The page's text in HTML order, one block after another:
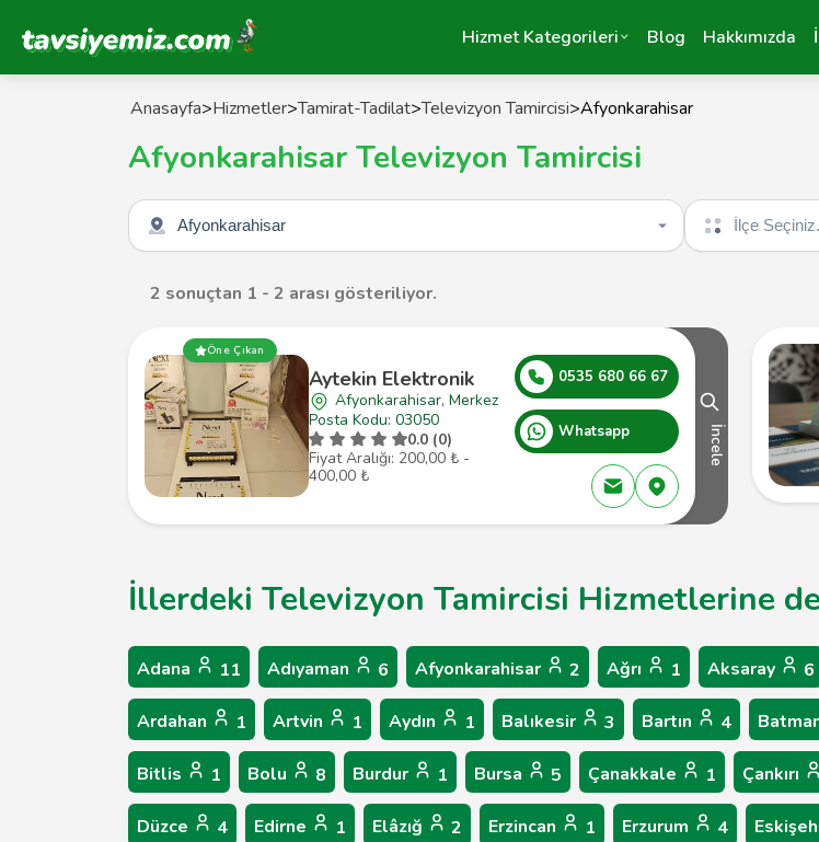
Tavsiyemiz Anasayfa Hizmet Kategorileri Blog Hakkımızda
Anasayfa>Hizmetler>Tamirat-Tadilat>Televizyon Tamircisi>Afyonkarahisar
Afyonkarahisar Televizyon Tamircisi
Şehir seçin İlçe seçin
2 sonuçtan 1 - 2 arası gösteriliyor.
Öne Çıkan
Aytekin Elektronik
Afyonkarahisar, Merkez
Posta Kodu: 03050
0.0 (0)
Fiyat Aralığı: 200,00 ₺ -
400,00 ₺
0535 680 66 67
Whatsapp İncele
İllerdeki Televizyon Tamircisi Hizmetlerine
Adana 11 Adıyaman 6 Afyonkarahisar 2 Ağrı 1 Aksaray 6
Ardahan 1 Artvin 1 Aydın 1 Balıkesir 3 Bartın 4
Bitlis 1 Bolu 8 Burdur 1 Bursa 5 Çanakkale 1 Çankırı
Düzce 4 Edirne 1 Elâzığ 2 Erzincan 1 Erzurum 4